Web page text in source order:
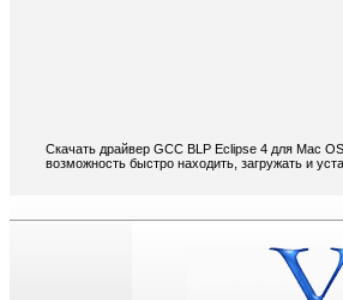
Скачать драйвер GCC BLP Eclipse 4 для Mac
возможность быстро находить, загружать и